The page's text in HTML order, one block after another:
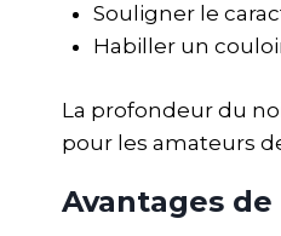
Souligner le
Habiller un
La profondeur du
pour les amateurs
Avantages